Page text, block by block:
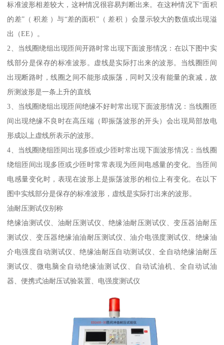
标准波形相差较大，这种情况很容易判断出来。在这种情况下“面积
的差”（ 积差 ）与“差的面积”（ 差积 ）会显示较大的数值或出现溢
出（EE）。
2、当线圈绕组出现匝间开路时常出现下面波形情况：在以下图中实
线部分是保存的标准波形。虚线是实际打出来的波形。当线圈匝间
出现断路时，线圈之间不能形成振荡，同时又没有能量的衰减，故
所测波形是一条上升的直线
3、当线圈绕组出现匝间绝缘不好时常出现下面波形情况：当线圈匝
间出现绝缘不良时在高压端（即振荡波形的开头）会出现局部放电
形成以上虚线所表示的波形。
4、当线圈绕组匝间出现多匝或少匝时常出现下面波形情况：当线圈
绕组匝间出现多匝或少匝时常常表现为匝间电感量的变化。当匝间
电感量变化时，表现在波形上是振荡波形的相位上有变化。在以下
图中实线部分是保存的标准波形，虚线是实际打出来的波形。
油耐压测试仪别称
绝缘油测试仪、油耐压测试仪、绝缘油耐压测试仪、变压器油耐压
测试仪、变压器绝缘油油耐压测试仪、油介电强度测试仪、绝缘油
介电强度自动测试仪、绝缘油耐压自动测试仪、全自动绝缘油耐压
测试仪、微电脑全自动绝缘油测试仪、自动试油机、全自动试油
器、便携式油耐压试验装置、电强度测试仪